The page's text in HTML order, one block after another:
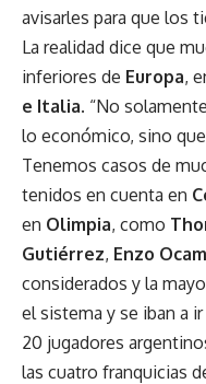
avisarles para que los
La realidad dice que
inferiores de Europa,
e Italia. “No
lo económico, sino
Tenemos casos de
tenidos en cuenta en
en Olimpia, como
Gutiérrez, Enzo
considerados y la
el sistema y se iban a ir
20 jugadores
las cuatro franquicias